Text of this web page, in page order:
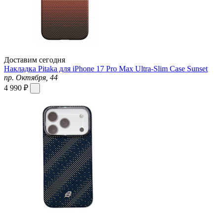
Доставим сегодня
Накладка Pitaka для iPhone 17 Pro Max Ultra-Slim Case Sunset
пр. Октября, 44
4 990 ₽